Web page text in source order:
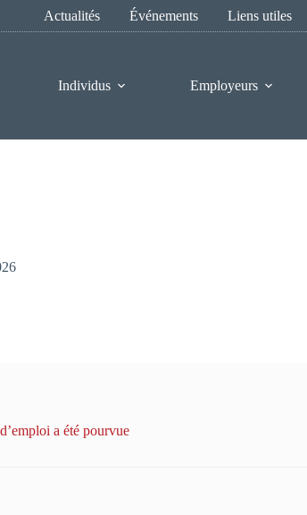
Actualités Événements Liens utiles
Individus Employeurs
a été pourvue